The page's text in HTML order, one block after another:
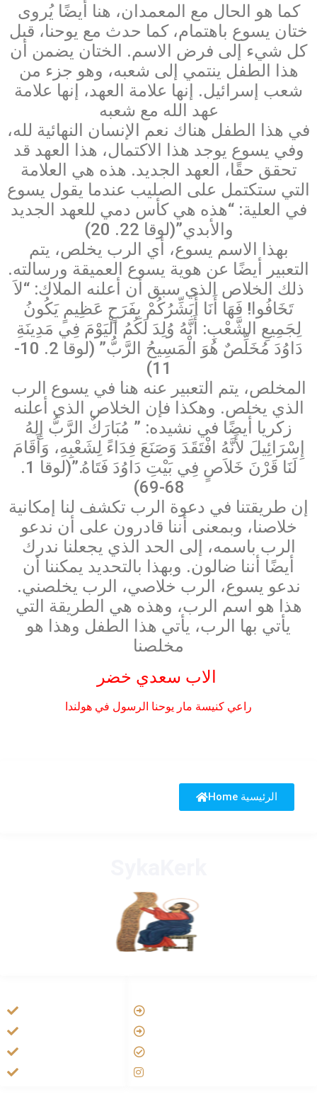
كما هو الحال مع المعمدان، هنا أيضًا يُروى
ختان يسوع باهتمام، كما حدث مع يوحنا، قبل
كل شيء إلى فرض الاسم. الختان يضمن أن
هذا الطفل ينتمي إلى شعبه، وهو جزء من
شعب إسرائيل. إنها علامة العهد، إنها علامة
عهد الله مع شعبه
في هذا الطفل هناك نعم الإنسان النهائية لله،
وفي يسوع يوجد هذا الاكتمال، هذا العهد قد
تحقق حقًا، العهد الجديد. هذه هي العلامة
التي ستكتمل على الصليب عندما يقول يسوع
في العلية: “هذه هي كأس دمي للعهد الجديد
والأبدي”(لوقا 22. 20)
بهذا الاسم يسوع، أي الرب يخلص، يتم
التعبير أيضًا عن هوية يسوع العميقة ورسالته.
ذلك الخلاص الذي سبق أن أعلنه الملاك: “لاَ
تَخَافُوا! فَهَا أَنَا أُبَشِّرُكُمْ بِفَرَحٍ عَظِيمٍ يَكُونُ
لِجَمِيعِ الشَّعْبِ: أَنَّهُ وُلِدَ لَكُمُ الْيَوْمَ فِي مَدِينَةِ
دَاوُدَ مُخَلِّصٌ هُوَ الْمَسِيحُ الرَّبُّ” (لوقا 2. 10-
11)
المخلص، يتم التعبير عنه هنا في يسوع الرب
الذي يخلص. وهكذا فإن الخلاص الذي أعلنه
زكريا أيضًا في نشيده: ” مُبَارَكٌ الرَّبُّ إِلهُ
إِسْرَائِيلَ لأَنَّهُ افْتَقَدَ وَصَنَعَ فِدَاءً لِشَعْبِهِ، وَأَقَامَ
لَنَا قَرْنَ خَلاَصٍ فِي بَيْتِ دَاوُدَ فَتَاهُ.”(لوقا 1.
68-69)
إن طريقتنا في دعوة الرب تكشف لنا إمكانية
خلاصنا، وبمعنى أننا قادرون على أن ندعو
الرب باسمه، إلى الحد الذي يجعلنا ندرك
أيضًا أننا ضالون. وبهذا بالتحديد يمكننا أن
ندعو يسوع، الرب خلاصي، الرب يخلصني.
هذا هو اسم الرب، وهذه هي الطريقة التي
يأتي بها الرب، يأتي هذا الطفل وهذا هو
مخلصنا
الاب سعدي خضر
راعي كنيسة مار يوحنا الرسول في هولندا
Home الرئيسية